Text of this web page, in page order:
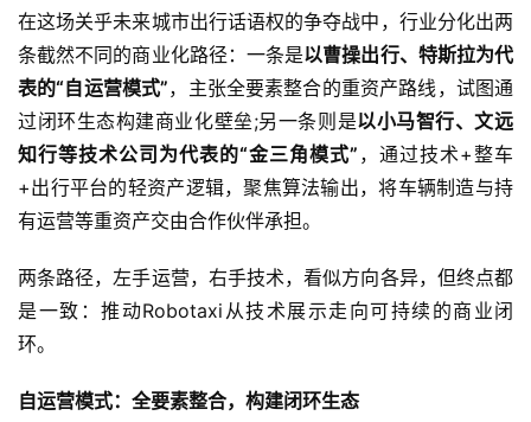
在这场关乎未来城市出行话语权的争夺战中，行业分化出两
条截然不同的商业化路径：一条是以曹操出行、特斯拉为代
表的“自运营模式”，主张全要素整合的重资产路线，试图通
过闭环生态构建商业化壁垒;另一条则是以小马智行、文远
知行等技术公司为代表的“金三角模式” ，通过技术+整车
+出行平台的轻资产逻辑，聚焦算法输出，将车辆制造与持
有运营等重资产交由合作伙伴承担。
两条路径，左手运营，右手技术，看似方向各异，但终点都
是一致：推动Robotaxi从技术展示走向可持续的商业闭
环。
自运营模式：全要素整合，构建闭环生态